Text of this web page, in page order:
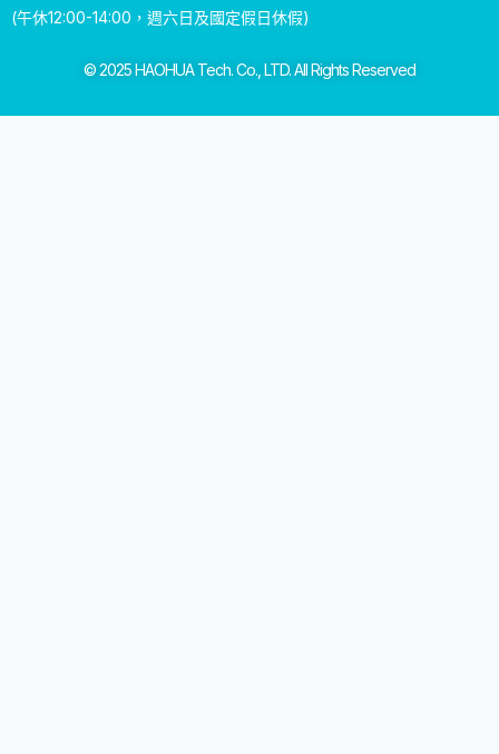
(午休12:00-14:00，週六日及國定假日休假)
© 2025 HAOHUA Tech. Co., LTD. All Rights Reserved